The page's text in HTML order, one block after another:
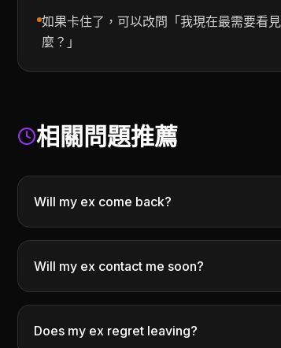
如果卡住了，可以改問「我現在最需要看
麼？」
相關問題推薦
Will my ex come back?
Will my ex contact me soon?
Does my ex regret leaving?